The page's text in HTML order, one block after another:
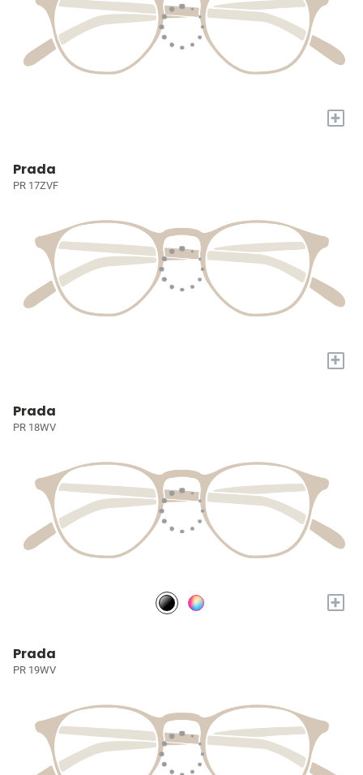
+
Prada
PR 17ZVF
+
Prada
PR 18WV
+
Prada
PR 19WV